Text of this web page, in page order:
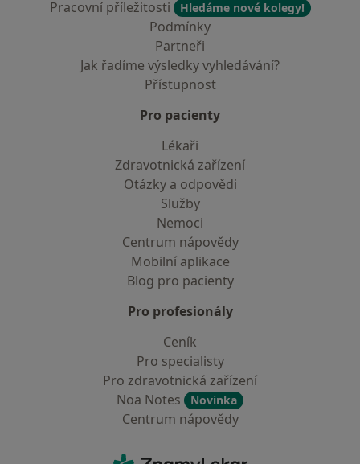
Pracovní příležitosti
Hledáme nové kolegy!
Podmínky
Partneři
Jak řadíme výsledky vyhledávání?
Přístupnost
Pro pacienty
Lékaři
Zdravotnická zařízení
Otázky a odpovědi
Služby
Nemoci
Centrum nápovědy
Mobilní aplikace
Blog pro pacienty
Pro profesionály
Ceník
Pro specialisty
Pro zdravotnická zařízení
Noa Notes
Novinka
Centrum nápovědy
ZnamyLekar - Hlavní stránka